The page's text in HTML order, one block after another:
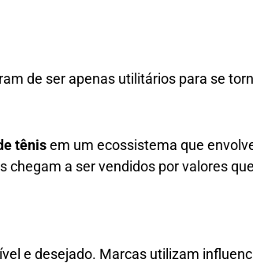
de ser apenas utilitários para se
tênisem um ecossistema que
a ser vendidos por valores
e desejado. Marcas utilizam